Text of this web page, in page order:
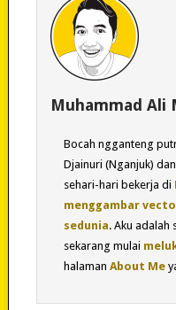
Muhammad Ali
Bocah ngganteng
Djainuri (Nganjuk)
sehari-hari bekerja di
menggambar
sedunia. Aku adalah
sekarang mulai
halaman About Me